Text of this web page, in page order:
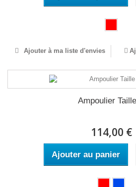
Ajouter à ma liste d'envies
Ampoulier
114,00 €
Ajouter au panier